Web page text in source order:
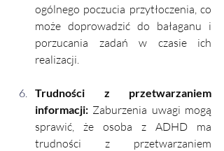
ogólnego poczucia przytłoczenia, co
może doprowadzić do bałaganu i
porzucania zadań w czasie ich
realizacji.
Trudności z przetwarzaniem
informacji: Zaburzenia uwagi mogą
sprawić, że osoba z ADHD ma
trudności z przetwarzaniem